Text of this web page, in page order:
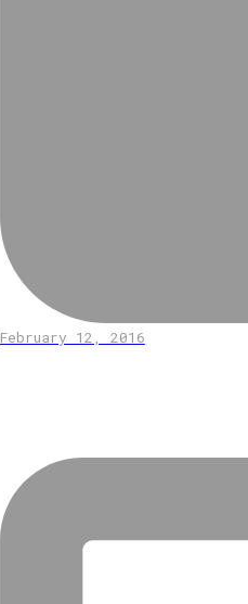
February 12, 2016